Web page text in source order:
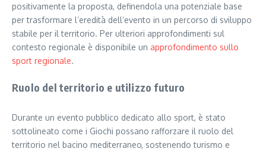
positivamente la proposta, definendola una potenziale base
per trasformare l’eredità dell’evento in un percorso di sviluppo
stabile per il territorio. Per ulteriori approfondimenti sul
contesto regionale è disponibile un approfondimento sullo
sport regionale.
Ruolo del territorio e utilizzo futuro
Durante un evento pubblico dedicato allo sport, è stato
sottolineato come i Giochi possano rafforzare il ruolo del
territorio nel bacino mediterraneo, sostenendo turismo e